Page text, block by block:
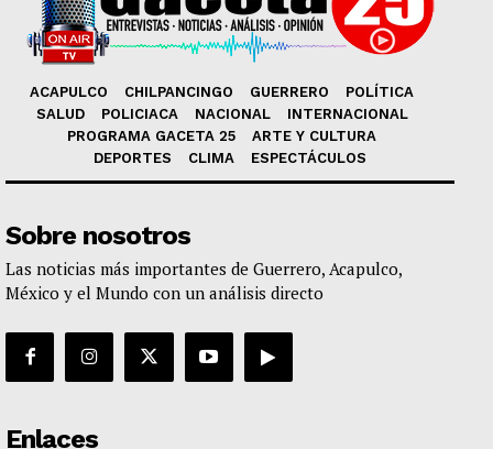
ACAPULCO CHILPANCINGO GUERRERO
POLÍTICA
SALUD
POLICIACA NACIONAL
INTERNACIONAL
PROGRAMA GACETA 25
ARTE Y CULTURA
DEPORTES
CLIMA ESPECTÁCULOS
Sobre nosotros
Las noticias más importantes de Guerrero, Acapulco,
México y el Mundo con un análisis directo
Enlaces